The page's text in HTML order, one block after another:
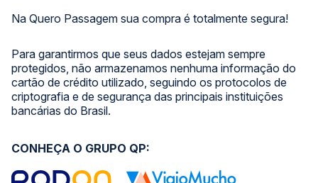
Na Quero Passagem sua compra é totalmente segura!
Para garantirmos que seus dados estejam sempre
protegidos, não armazenamos nenhuma informação do
cartão de crédito utilizado, seguindo os protocolos de
criptografia e de segurança das principais instituições
bancárias do Brasil.
CONHEÇA O GRUPO QP: